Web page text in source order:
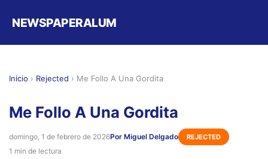
NEWSPAPERALUM
Inicio › Rejected › Me Follo A Una Gordita
Me Follo A Una Gordita
domingo, 1 de febrero de 2026Por Miguel Delgado REJECTED
1 min de lectura